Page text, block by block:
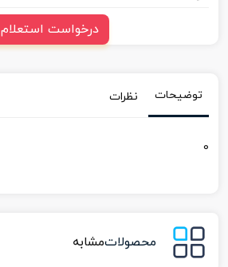
درخواست استعلام
توضیحات نظرات
0
محصولاتمشابه